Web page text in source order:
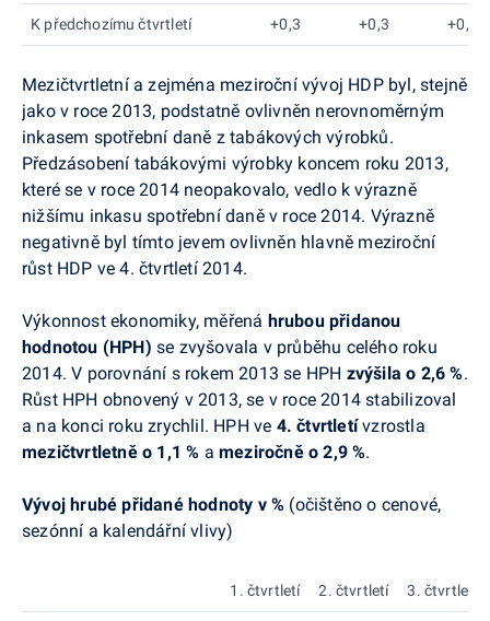
K předchozímu čtvrtletí +0,3 +0,3 +0,4
Mezičtvrtletní a zejména meziroční vývoj HDP byl, stejně
jako v roce 2013, podstatně ovlivněn nerovnoměrným
inkasem spotřební daně z tabákových výrobků.
Předzásobení tabákovými výrobky koncem roku 2013,
které se v roce 2014 neopakovalo, vedlo k výrazně
nižšímu inkasu spotřební daně v roce 2014. Výrazně
negativně byl tímto jevem ovlivněn hlavně meziroční
růst HDP ve 4. čtvrtletí 2014.
Výkonnost ekonomiky, měřená hrubou přidanou
hodnotou (HPH) se zvyšovala v průběhu celého roku
2014. V porovnání s rokem 2013 se HPH zvýšila o 2,6 %.
Růst HPH obnovený v 2013, se v roce 2014 stabilizoval
a na konci roku zrychlil. HPH ve 4. čtvrtletívzrostla
mezičtvrtletně o 1,1 % ameziročně o 2,9 %.
Vývoj hrubé přidané hodnoty v % (očištěno o cenové,
sezónní a kalendářní vlivy)
1. čtvrtletí 2. čtvrtletí 3. čtvrtletí